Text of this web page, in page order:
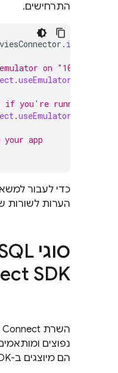
התרחישים.
. instance
on
.useEmulator
you're running your
.useEmulator
app
כדי לעבור
הערות לשורות
סוגי SQL בערכות
SDK
השרת Connect
הם מיוצגים ב-SDK באופן הבא.